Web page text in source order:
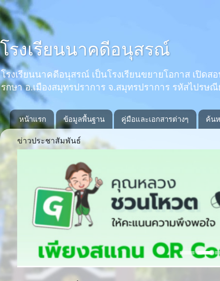
โรงเรียนนาคดีอนุสรณ์
โรงเรียนนาคดีอนุสรณ์ เป็นโรงเรียนขยายโอกาส เปิ
รกษา อ.เมืองสมุทรปราการ จ.สมุทรปราการ รหัสไปรษ
หน้าแรก ข้อมูลพื้นฐาน คู่มือและเอกสารต่างๆ ค้น
ข่าวประชาสัมพันธ์
Previous